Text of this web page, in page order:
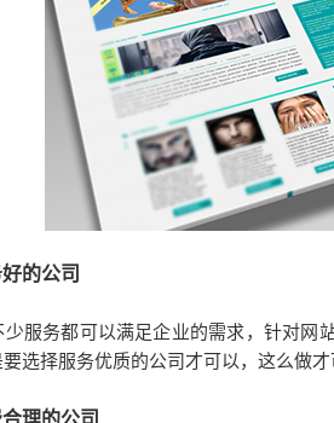
的公司
务都可以满足企业的需求，针对网
选择服务优质的公司才可以，这么做才
理的公司